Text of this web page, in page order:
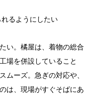
るようにしたい
い。橘屋は、着物の総合
場を併設していること
ムーズ。急ぎの対応や、
は、現場がすぐそばにあ